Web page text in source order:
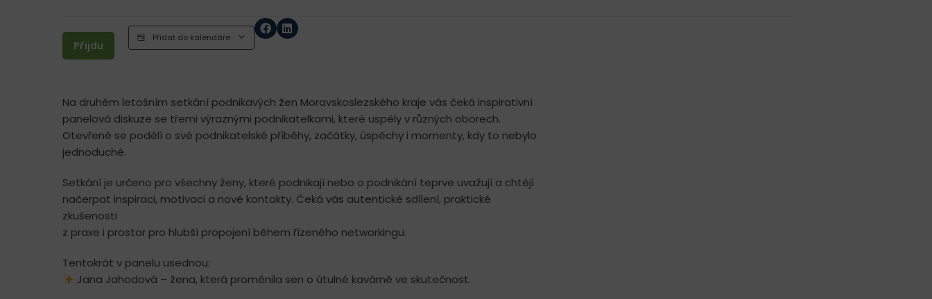
Přijdu
Přidat do kalendáře
Na druhém letošním setkání podnikavých žen Moravskoslezského kraje vás čeká inspirativní
panelová diskuze se třemi výraznými podnikatelkami, které uspěly v různých oborech.
Otevřeně se podělí o své podnikatelské příběhy, začátky, úspěchy i momenty, kdy to nebylo
jednoduché.
Setkání je určeno pro všechny ženy, které podnikají nebo o podnikání teprve uvažují a chtějí
načerpat inspiraci, motivaci a nové kontakty. Čeká vás autentické sdílení, praktické
zkušenosti
z praxe i prostor pro hlubší propojení během řízeného networkingu.
Tentokrát v panelu usednou:
Jana Jahodová – žena, která proměnila sen o útulné kavárně ve skutečnost.